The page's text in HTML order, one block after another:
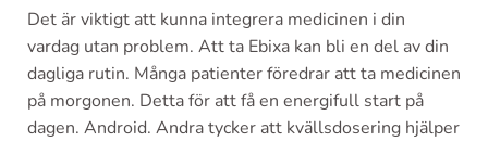
Det är viktigt att kunna integrera medicinen i din
vardag utan problem. Att ta Ebixa kan bli en del av din
dagliga rutin. Många patienter föredrar att ta medicinen
på morgonen. Detta för att få en energifull start på
dagen. Android. Andra tycker att kvällsdosering hjälper